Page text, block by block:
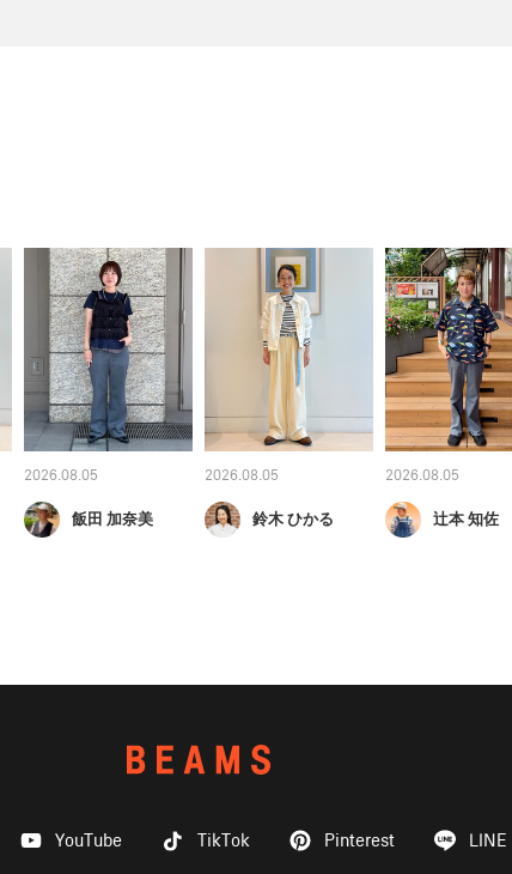
2026.08.05
飯田 加奈美
2026.08.05
鈴木 ひかる
2026.08.05
辻本 知佐
YouTube TikTok Pinterest LINE